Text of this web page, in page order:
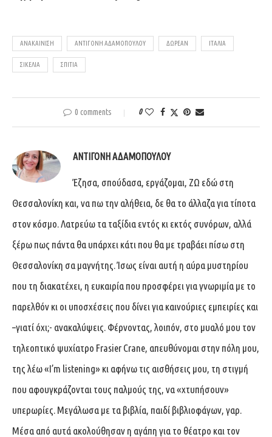
ΑΝΑΚΑΊΝΙΣΗ ΑΝΤΙΓΌΝΗ ΑΔΑΜΟΠΟΎΛΟΥ ΔΩΡΕΆΝ ΙΤΑΛΊΑ
ΣΙΚΕΛΊΑ ΣΠΊΤΙΑ
0 comments 0
ΑΝΤΙΓΌΝΗ ΑΔΑΜΟΠΟΎΛΟΥ
Έζησα, σπούδασα, εργάζομαι, ΖΩ εδώ στη
Θεσσαλονίκη και, να πω την αλήθεια, δε θα το άλλαζα για τίποτα
στον κόσμο. Λατρεύω τα ταξίδια εντός κι εκτός συνόρων, αλλά
ξέρω πως πάντα θα υπάρχει κάτι που θα με τραβάει πίσω στη
Θεσσαλονίκη σα μαγνήτης. Ίσως είναι αυτή η αύρα μυστηρίου
που τη διακατέχει, η ευκαιρία που προσφέρει για γνωριμία με το
παρελθόν κι οι υποσχέσεις που δίνει για καινούριες εμπειρίες και
–γιατί όχι;- ανακαλύψεις. Φέρνοντας, λοιπόν, στο μυαλό μου τον
τηλεοπτικό ψυχίατρο Frasier Crane, απευθύνομαι στην πόλη μου,
της λέω «I’m listening» κι αφήνω τις αισθήσεις μου, τη στιγμή
που αφουγκράζονται τους παλμούς της, να «χτυπήσουν»
υπερωρίες. Μεγάλωσα με τα βιβλία, παιδί βιβλιοφάγων, γαρ.
Μέσα από αυτά ακολούθησαν η αγάπη για το θέατρο και τον